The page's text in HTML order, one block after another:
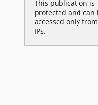
This publication is
protected and can
accessed only
IPs.